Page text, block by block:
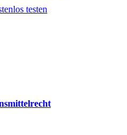
testen